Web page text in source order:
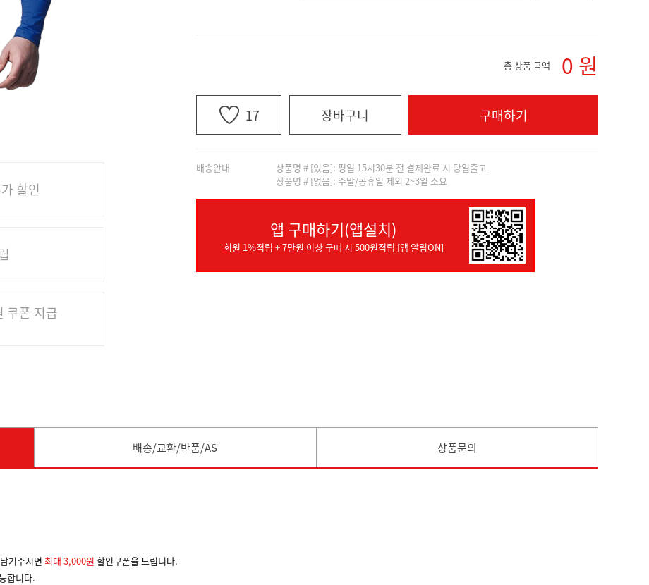
할인
쿠폰 지급
총 상품 금액 0 원
17 장바구니 구매하기
배송안내
상품명 # [있음]: 평일 15시30분 전 결제완료 시 당일출고
상품명 # [없음]: 주말/공휴일 제외 2~3일 소요
앱 구매하기(앱설치)
회원 1%적립 + 7만원 이상 구매 시 500원적립 [앱 알림ON]
배송/교환/반품/AS 상품문의
겨주시면 최대 3,000원 할인쿠폰을 드립니다.
합니다.